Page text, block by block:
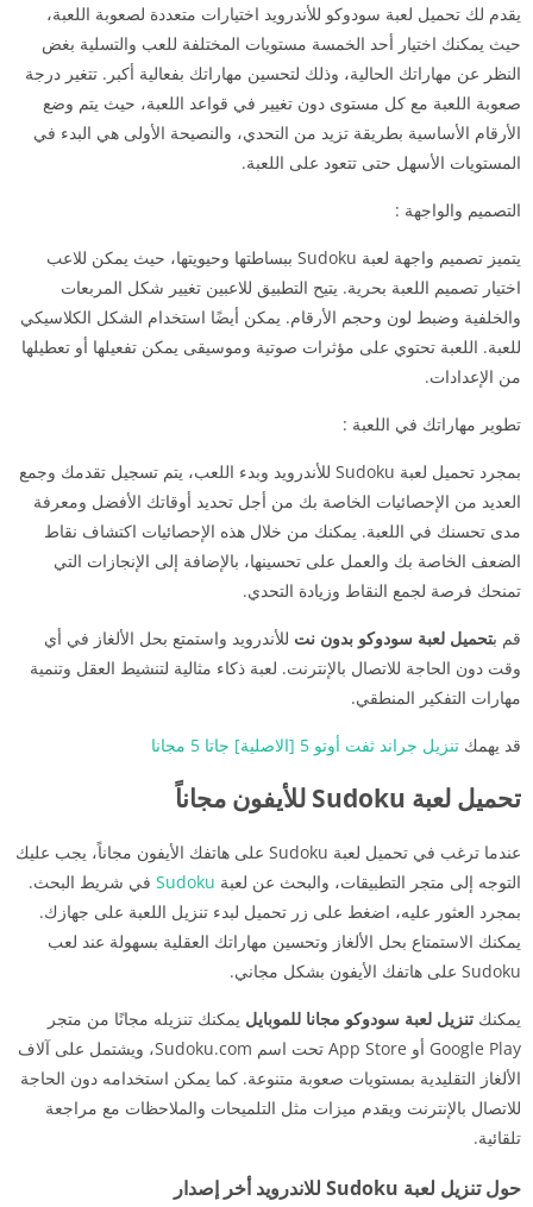
يقدم لك تحميل لعبة سودوكو للأندرويد اختيارات متعددة لصعوبة اللعبة،
حيث يمكنك اختيار أحد الخمسة مستويات المختلفة للعب والتسلية بغض
النظر عن مهاراتك الحالية، وذلك لتحسين مهاراتك بفعالية أكبر. تتغير درجة
صعوبة اللعبة مع كل مستوى دون تغيير في قواعد اللعبة، حيث يتم وضع
الأرقام الأساسية بطريقة تزيد من التحدي، والنصيحة الأولى هي البدء في
المستويات الأسهل حتى تتعود على اللعبة.
التصميم والواجهة :
يتميز تصميم واجهة لعبة Sudoku ببساطتها وحيويتها، حيث يمكن للاعب
اختيار تصميم اللعبة بحرية. يتيح التطبيق للاعبين تغيير شكل المربعات
والخلفية وضبط لون وحجم الأرقام. يمكن أيضًا استخدام الشكل الكلاسيكي
للعبة. اللعبة تحتوي على مؤثرات صوتية وموسيقى يمكن تفعيلها أو تعطيلها
من الإعدادات.
تطوير مهاراتك في اللعبة :
بمجرد تحميل لعبة Sudoku للأندرويد وبدء اللعب، يتم تسجيل تقدمك وجمع
العديد من الإحصائيات الخاصة بك من أجل تحديد أوقاتك الأفضل ومعرفة
مدى تحسنك في اللعبة. يمكنك من خلال هذه الإحصائيات اكتشاف نقاط
الضعف الخاصة بك والعمل على تحسينها، بالإضافة إلى الإنجازات التي
تمنحك فرصة لجمع النقاط وزيادة التحدي.
قم بتحميل لعبة سودوكو بدون نت للأندرويد واستمتع بحل الألغاز في أي
وقت دون الحاجة للاتصال بالإنترنت. لعبة ذكاء مثالية لتنشيط العقل وتنمية
مهارات التفكير المنطقي.
قد يهمك تنزيل جراند ثفت أوتو 5 [الاصلية] جاتا 5 مجانا
تحميل لعبة Sudoku للأيفون مجاناً
عندما ترغب في تحميل لعبة Sudoku على هاتفك الأيفون مجاناً، يجب عليك
التوجه إلى متجر التطبيقات، والبحث عن لعبة Sudoku في شريط البحث.
بمجرد العثور عليه، اضغط على زر تحميل لبدء تنزيل اللعبة على جهازك.
يمكنك الاستمتاع بحل الألغاز وتحسين مهاراتك العقلية بسهولة عند لعب
Sudoku على هاتفك الأيفون بشكل مجاني.
يمكنك تنزيل لعبة سودوكو مجانا للموبايل يمكنك تنزيله مجانًا من متجر
Google Play أو App Store تحت اسم Sudoku.com، ويشتمل على آلاف
الألغاز التقليدية بمستويات صعوبة متنوعة. كما يمكن استخدامه دون الحاجة
للاتصال بالإنترنت ويقدم ميزات مثل التلميحات والملاحظات مع مراجعة
تلقائية.
حول تنزيل لعبة Sudoku للاندرويد أخر إصدار